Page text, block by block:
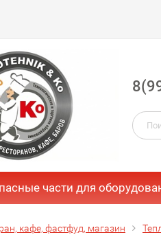
части для
кафе, фастфуд, магазин